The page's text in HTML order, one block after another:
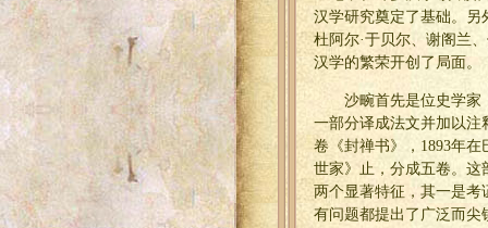
汉学研究奠定了基础。另
杜阿尔·于贝尔、谢阁兰
汉学的繁荣开创了局面。
沙畹首先是位史学家
一部分译成法文并加以注
卷《封禅书》，1893年
世家》止，分成五卷。这
两个显著特征，其一是
有问题都提出了广泛而尖